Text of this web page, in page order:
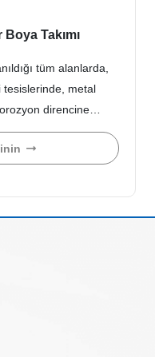
Takımı
tüm alanlarda,
metal
direncine…